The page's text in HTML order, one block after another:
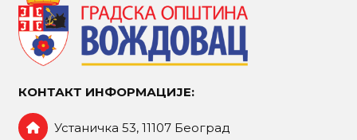
КОНТАКТ ИНФОРМАЦИЈЕ:
Устаничка 53, 11107 Београд